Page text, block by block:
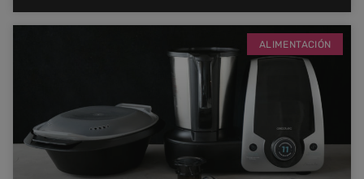
ALIMENTACIÓN